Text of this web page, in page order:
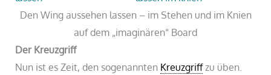
Den Wing aussehen lassen – im Stehen und im Knien
auf dem „imaginären“ Board
Der Kreuzgriff
Nun ist es Zeit, den sogenannten Kreuzgriffzu üben.